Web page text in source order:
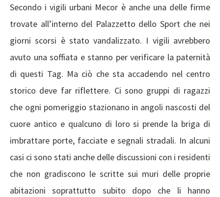
Secondo i vigili urbani Mecor è anche una delle firme
trovate all’interno del Palazzetto dello Sport che nei
giorni scorsi è stato vandalizzato. I vigili avrebbero
avuto una soffiata e stanno per verificare la paternità
di questi Tag. Ma ciò che sta accadendo nel centro
storico deve far riflettere. Ci sono gruppi di ragazzi
che ogni pomeriggio stazionano in angoli nascosti del
cuore antico e qualcuno di loro si prende la briga di
imbrattare porte, facciate e segnali stradali. In alcuni
casi ci sono stati anche delle discussioni con i residenti
che non gradiscono le scritte sui muri delle proprie
abitazioni soprattutto subito dopo che li hanno